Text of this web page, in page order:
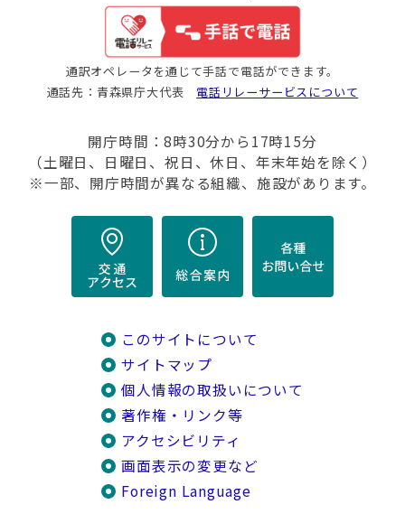
通訳オペレータを通じて手話で電話ができます。
通話先：青森県庁大代表 電話リレーサービスについて
開庁時間：8時30分から17時15分
（土曜日、日曜日、祝日、休日、年末年始を除く）
※一部、開庁時間が異なる組織、施設があります。
このサイトについて
サイトマップ
個人情報の取扱いについて
著作権・リンク等
アクセシビリティ
画面表示の変更など
Foreign Language